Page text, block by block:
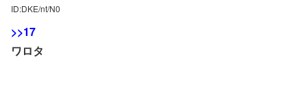
ID:DKE/nt/N0
>>17
ワロタ